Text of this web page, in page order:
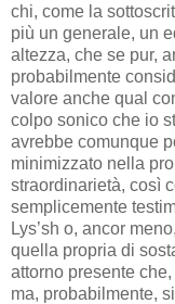
chi, come la
più un generale, un
altezza, che se pur,
probabilmente
valore anche qual
colpo sonico che io
avrebbe comunque
minimizzato nella
straordinarietà, così
semplicemente
Lys’sh o, ancor
quella propria di
attorno presente
ma, probabilmente,